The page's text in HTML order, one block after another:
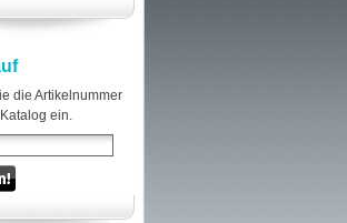
die Artikelnummer
ein.